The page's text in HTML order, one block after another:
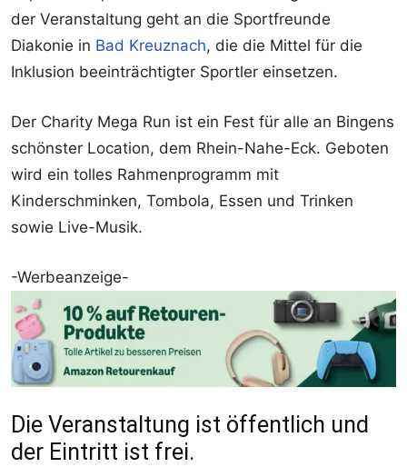
der Veranstaltung geht an die Sportfreunde
Diakonie in Bad Kreuznach, die die Mittel für die
Inklusion beeinträchtigter Sportler einsetzen.
Der Charity Mega Run ist ein Fest für alle an Bingens
schönster Location, dem Rhein-Nahe-Eck. Geboten
wird ein tolles Rahmenprogramm mit
Kinderschminken, Tombola, Essen und Trinken
sowie Live-Musik.
-Werbeanzeige-
Die Veranstaltung ist öffentlich und
der Eintritt ist frei.